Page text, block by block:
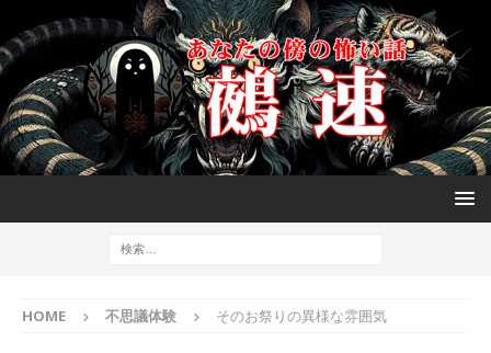
HOME 不思議体験 そのお祭りの異様な雰囲気